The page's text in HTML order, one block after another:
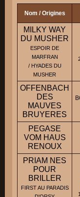
Nom / Origines
MILKY WAY
DU MUSHER
ESPOIR DE
MARFRAN
/ HYADES DU
MUSHER
OFFENBACH
DES
MAUVES
BRUYERES
PEGASE
VOM HAUS
RENOUX
PRIAM NES
POUR
BRILLER
FIRST AU PARADIS